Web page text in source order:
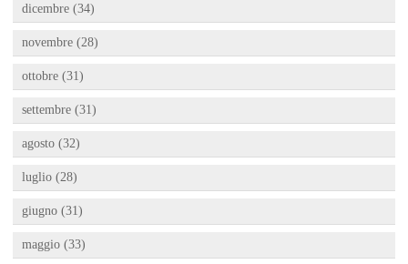
dicembre (34)
novembre (28)
ottobre (31)
settembre (31)
agosto (32)
luglio (28)
giugno (31)
maggio (33)